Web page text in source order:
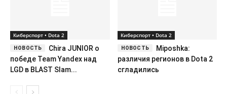
Киберспорт • Dota 2
Chira JUNIOR о
победе Team Yandex над
LGD в BLAST Slam...
Киберспорт • Dota 2
Miposhka:
различия регионов в Dota 2
сгладились